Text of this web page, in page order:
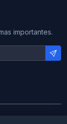
importantes.